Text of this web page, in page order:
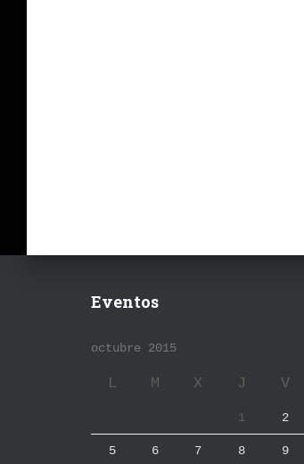
Eventos
octubre 2015
L M X J V
1 2
5 6 7 8 9